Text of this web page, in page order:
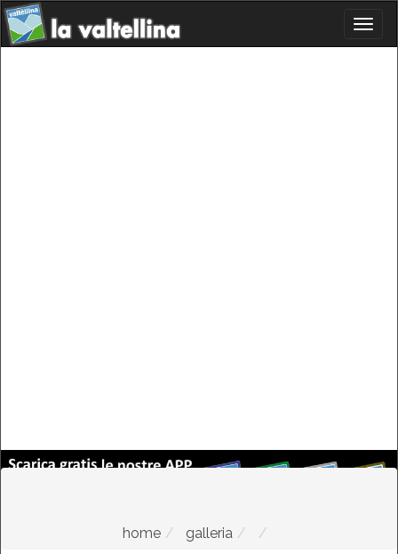
home galleria